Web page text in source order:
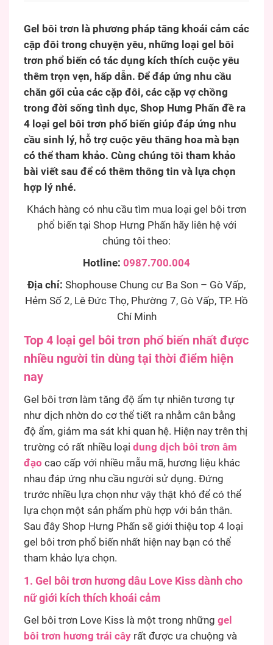
Gel bôi trơn là phương pháp tăng khoái cảm các
cặp đôi trong chuyện yêu, những loại gel bôi
trơn phổ biến có tác dụng kích thích cuộc yêu
thêm trọn vẹn, hấp dẫn. Để đáp ứng nhu cầu
chăn gối của các cặp đôi, các cặp vợ chồng
trong đời sống tình dục, Shop Hưng Phấn đề ra
4 loại gel bôi trơn phổ biến giúp đáp ứng nhu
cầu sinh lý, hỗ trợ cuộc yêu thăng hoa mà bạn
có thể tham khảo. Cùng chúng tôi tham khảo
bài viết sau để có thêm thông tin và lựa chọn
hợp lý nhé.
Khách hàng có nhu cầu tìm mua loại gel bôi trơn
phổ biến tại Shop Hưng Phấn hãy liên hệ với
chúng tôi theo:
Hotline: 0987.700.004
Địa chỉ: Shophouse Chung cư Ba Son – Gò Vấp,
Hẻm Số 2, Lê Đức Thọ, Phường 7, Gò Vấp, TP. Hồ
Chí Minh
Top 4 loại gel bôi trơn phổ biến nhất được
nhiều người tin dùng tại thời điểm hiện
nay
Gel bôi trơn làm tăng độ ẩm tự nhiên tương tự
như dịch nhờn do cơ thể tiết ra nhằm cân bằng
độ ẩm, giảm ma sát khi quan hệ. Hiện nay trên thị
trường có rất nhiều loại dung dịch bôi trơn âm
đạo cao cấp với nhiều mẫu mã, hương liệu khác
nhau đáp ứng nhu cầu người sử dụng. Đứng
trước nhiều lựa chọn như vậy thật khó để có thể
lựa chọn một sản phẩm phù hợp với bản thân.
Sau đây Shop Hưng Phấn sẽ giới thiệu top 4 loại
gel bôi trơn phổ biến nhất hiện nay bạn có thể
tham khảo lựa chọn.
1. Gel bôi trơn hương dâu Love Kiss dành cho
nữ giới kích thích khoái cảm
Gel bôi trơn Love Kiss là một trong những gel
bôi trơn hương trái cây rất được ưa chuộng và